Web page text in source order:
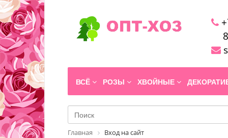
ВСЁ РОЗЫ ХВОЙНЫЕ
Главная Вход на сайт